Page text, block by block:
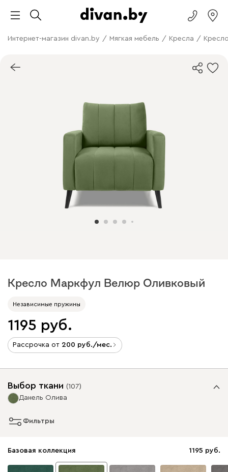
Интернет-магазин divan.by / Мягкая мебель / Кресла /
Кресло Маркфул Велюр Оливковый
Независимые пружины
1195
Рассрочка от 200 /мес.
Выбор ткани (107)
Данель Олива
Фильтры
Базовая коллекция 1195